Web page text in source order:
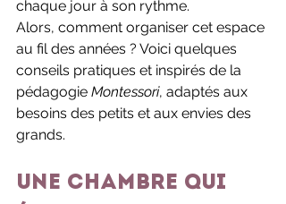
chaque jour à son rythme.
Alors, comment organiser cet espace
au fil des années ? Voici quelques
conseils pratiques et inspirés de la
pédagogie Montessori, adaptés aux
besoins des petits et aux envies des
grands.
Une chambre qui